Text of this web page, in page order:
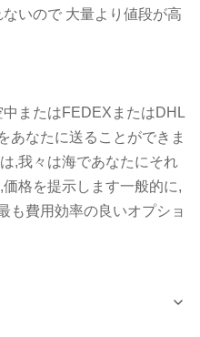
いので 大量より値段が高
またはFEDEXまたはDHL
あなたに送ることができま
,我々は海であなたにそれ
格を提示します一般的に,
も費用効率の良いオプショ